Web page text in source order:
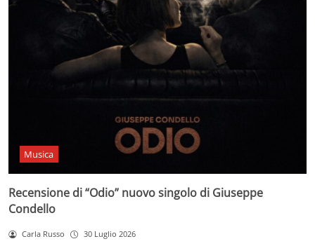
Musica
Recensione di “Odio” nuovo singolo di Giuseppe
Condello
Carla Russo 30 Luglio 2026